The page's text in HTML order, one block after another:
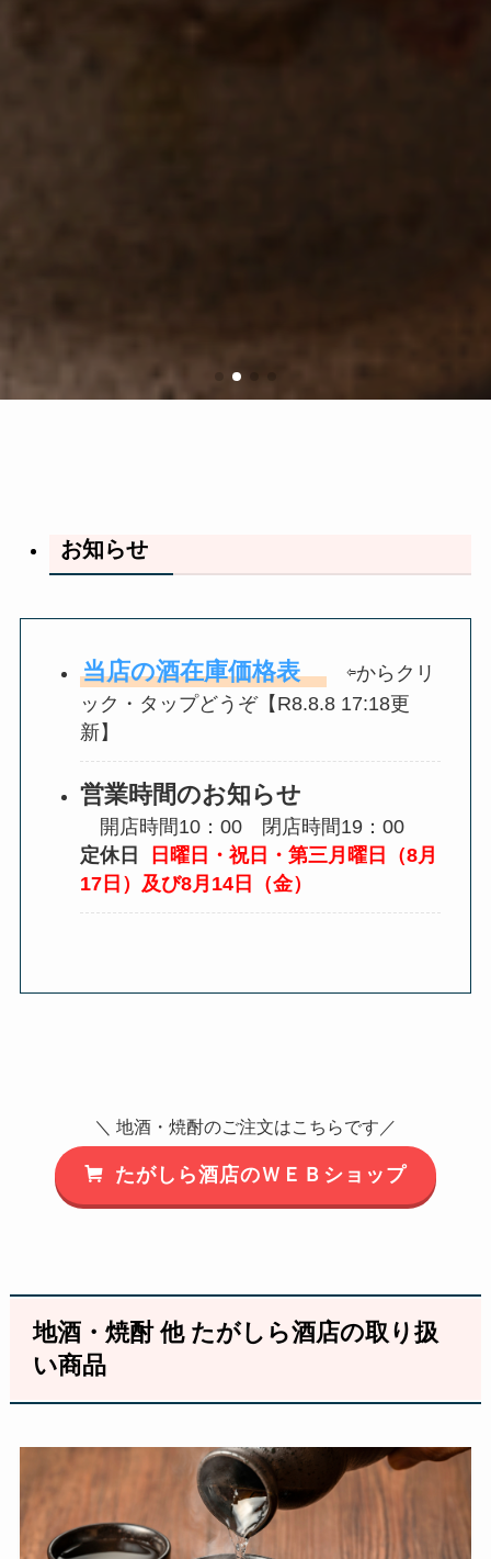
お知らせ
当店の酒在庫価格表⇦からクリ
ック・タップどうぞ【R8.8.8 17:18更
新】
営業時間のお知らせ
開店時間10：00 閉店時間19：00
定休日
日曜日・祝日・第三月曜日（8月
17日）及び8月14日（金）
＼ 地酒・焼酎のご注文はこちらです／
たがしら酒店のＷＥＢショップ
地酒・焼酎 他 たがしら酒店の取り扱
い商品